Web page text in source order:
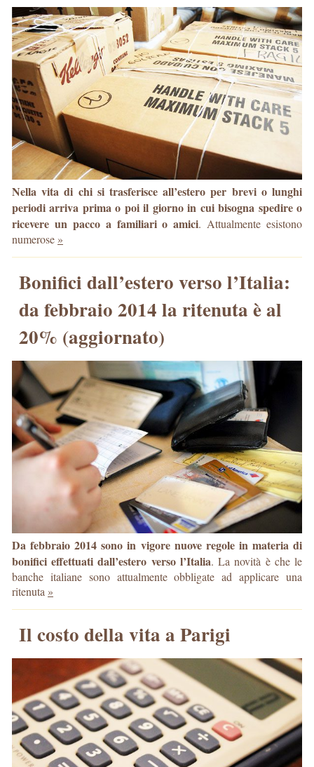
Nella vita di chi si trasferisce all’estero per brevi o lunghi
periodi arriva prima o poi il giorno in cui bisogna spedire o
ricevere un pacco a familiari o amici. Attualmente esistono
numerose »
Bonifici dall’estero verso l’Italia:
da febbraio 2014 la ritenuta è al
20% (aggiornato)
Da febbraio 2014 sono in vigore nuove regole in materia di
bonifici effettuati dall’estero verso l’Italia. La novità è che le
banche italiane sono attualmente obbligate ad applicare una
ritenuta »
Il costo della vita a Parigi